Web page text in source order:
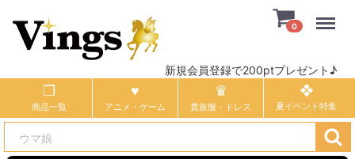
新規会員登録で200ptプレゼント♪
0
商品一覧 アニメ・ゲーム 貴族服・ドレス